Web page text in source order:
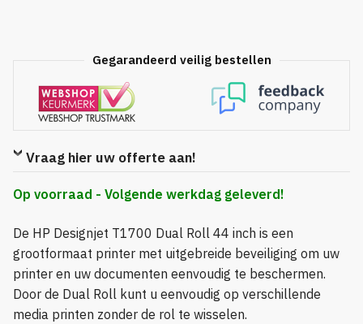
Gegarandeerd veilig bestellen
Vraag hier uw offerte aan!
Op voorraad - Volgende werkdag geleverd!
De HP Designjet T1700 Dual Roll 44 inch is een
grootformaat printer met uitgebreide beveiliging om uw
printer en uw documenten eenvoudig te beschermen.
Door de Dual Roll kunt u eenvoudig op verschillende
media printen zonder de rol te wisselen.